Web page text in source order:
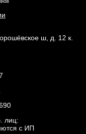
ш, д. 12 к.
лиц:
с ИП